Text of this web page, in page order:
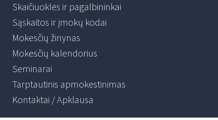
Skaičiuoklės ir pagalbininkai
Sąskaitos ir įmokų kodai
Mokesčių žinynas
Mokesčių kalendorius
Seminarai
Tarptautinis apmokestinimas
Kontaktai / Apklausa